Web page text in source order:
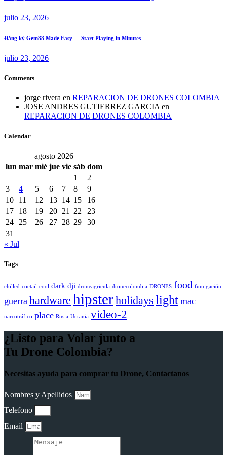
julio 23, 2026
Đăng ký Gem88 Made Easy — Start Playing in Minutes
julio 23, 2026
Comments
jorge rivera en REPARACION DE DRONES COLOMBIA
JOSE ANDRES GUTIERREZ GARCIAen
REPARACION DE DRONES COLOMBIA
Calendar
agosto 2026
lun mar mié jue vie sáb dom
1
2
3
4 5 6 7 8
9
10
11 12 13 14 15
16
17
18 19 20 21 22
23
24
25 26 27 28 29
30
31
« Jul
Tags
chilled coctail cool dark dji droneagricula dronecolombia DRONES food fumigación
guerra hardware hipsterholidays light mac
narcotráfico place Rusia Ucrania video-2
¿Listo para Volar junto a
Tu Drone Colombia?
Necesitas ayuda para comprar tu Drone, Contactanos
Nombres y Apellidos
Telefono
Email